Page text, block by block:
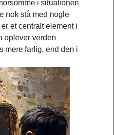
i situationen
nok stå med nogle
et centralt element i
oplever verden
mere farlig, end den i